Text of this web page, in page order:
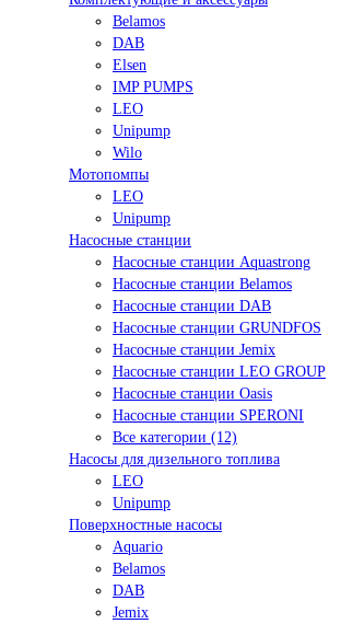
Belamos
DAB
Elsen
IMP PUMPS
LEO
Unipump
Wilo
Мотопомпы
LEO
Unipump
Насосные станции
Насосные станции Aquastrong
Насосные станции Belamos
Насосные станции DAB
Насосные станции GRUNDFOS
Насосные станции Jemix
Насосные станции LEO GROUP
Насосные станции Oasis
Насосные станции SPERONI
Все категории (12)
Насосы для дизельного топлива
LEO
Unipump
Поверхностные насосы
Aquario
Belamos
DAB
Jemix